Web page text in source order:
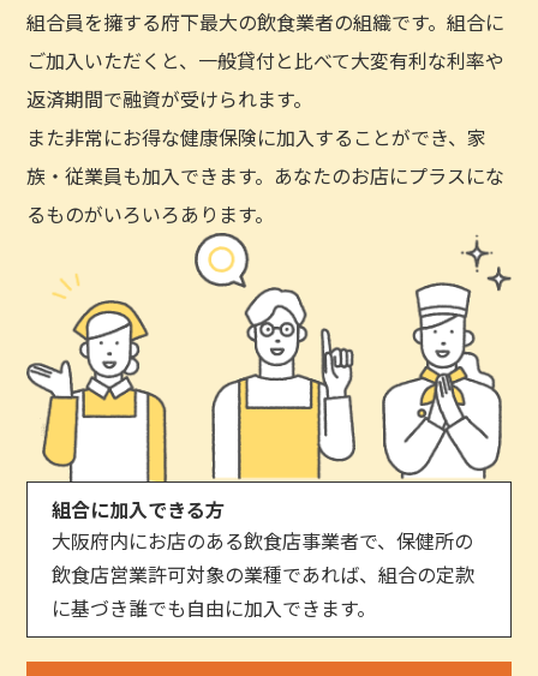
組合員を擁する府下最大の飲食業者の組織です。組合に
ご加入いただくと、一般貸付と比べて大変有利な利率や
返済期間で融資が受けられます。
また非常にお得な健康保険に加入することができ、家
族・従業員も加入できます。あなたのお店にプラスにな
るものがいろいろあります。
組合に加入できる方
大阪府内にお店のある飲食店事業者で、保健所の
飲食店営業許可対象の業種であれば、組合の定款
に基づき誰でも自由に加入できます。